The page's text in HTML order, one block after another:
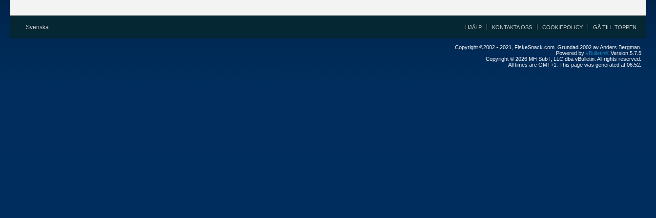
Svenska HJÄLP KONTAKTA OSS COOKIEPOLICY GÅ TILL TOPPEN
Copyright ©2002 - 2021, FiskeSnack.com. Grundad 2002 av Anders Bergman.
Powered by vBulletin® Version 5.7.5
Copyright © 2026 MH Sub I, LLC dba vBulletin. All rights reserved.
All times are GMT+1. This page was generated at 06:52.